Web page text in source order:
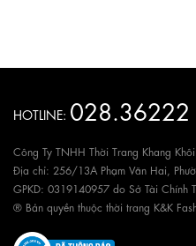
HOTLINE: 028.36222
Công Ty TNHH Thời Trang Khang Khôi
Địa chỉ: 256/13A Phạm Văn Hai,
GPKD: 0319140957 do Sở Tài
® Bản quyền thuộc thời trang K&K